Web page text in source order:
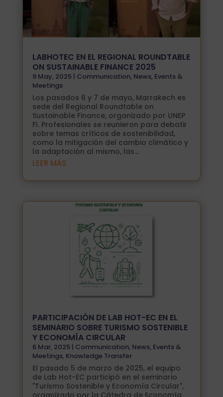
LABHOTEC EN EL REGIONAL ROUNDTABLE
ON SUSTAINABLE FINANCE 2025
9 May, 2025| Communication, News, Events &
Meetings
Los pasados 6 y 7 de mayo, Marrakech es
sede del Regional Roundtable on
Sustainable Finance, organizado por UNEP
FI. Profesionales se reunieron para debatir
sobre temas críticos de sostenibilidad,
como la mitigación del cambio climático y
la adaptación al mismo, las...
LEER MÁS
PARTICIPACIÓN DE LAB HOT-EC EN EL
SEMINARIO SOBRE TURISMO SOSTENIBLE
Y ECONOMÍA CIRCULAR
6 Mar, 2025| Communication, News, Events &
Meetings, Knowledge Transfer
El pasado 5 de marzo de 2025, el equipo
de Lab Hot-EC participó en el seminario
"Turismo Sostenible y Economía Circular",